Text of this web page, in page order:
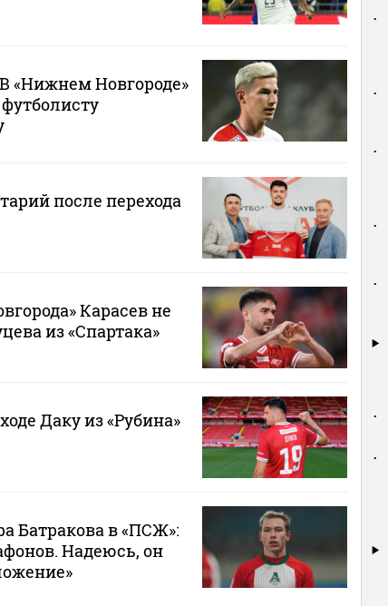
«Нижнем Новгороде»
после перехода
Карасев не
из «Спартака»
Даку из «Рубина»
Батракова в «ПСЖ»:
Надеюсь, он